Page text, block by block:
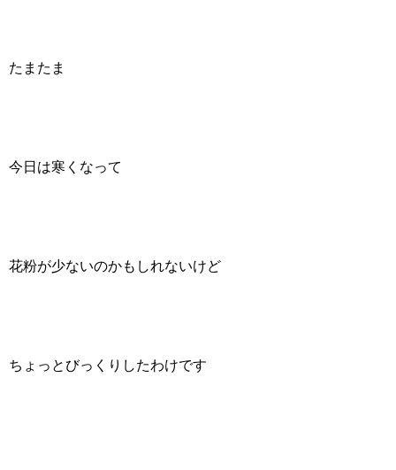
たまたま
今日は寒くなって
花粉が少ないのかもしれないけど
ちょっとびっくりしたわけです